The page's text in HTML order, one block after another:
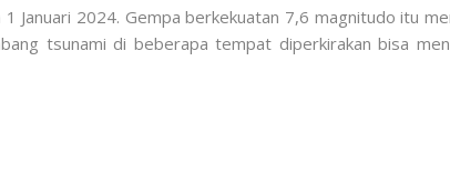
Januari 2024. Gempa berkekuatan 7,6 magnitudo itu
tsunami di beberapa tempat diperkirakan bisa